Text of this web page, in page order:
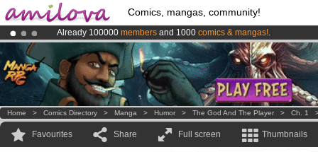
Comics, mangas, community!
Already 100000 members and 1000 comics & mangas!.
AmilovaKickstarter is now LIVE!.
Premium membership from3.95 euros per month !Get membership
Home > Comics Directory > Manga > Humor > The God And The Player > Ch. 1
Favourites Share Full screen Thumbnails